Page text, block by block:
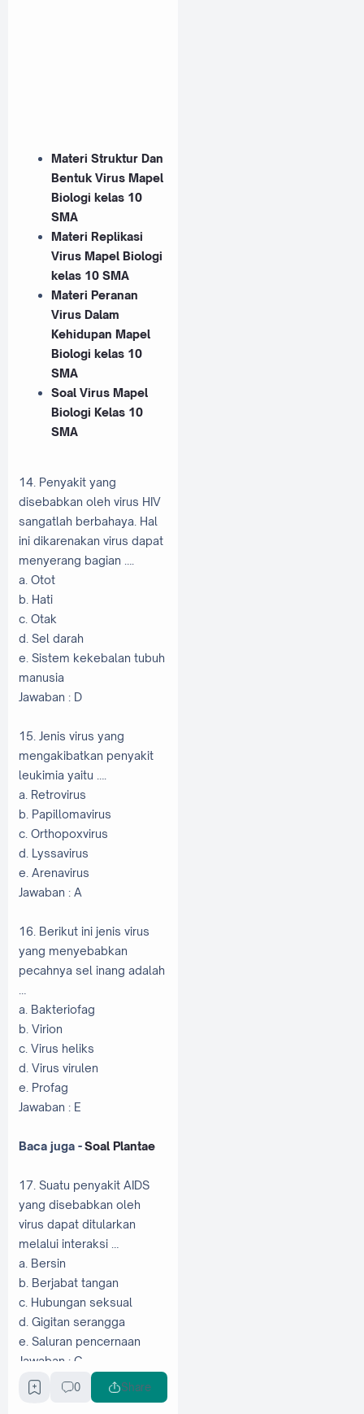
Materi Struktur Dan
Bentuk Virus Mapel
Biologi kelas 10
SMA
Materi Replikasi
Virus Mapel Biologi
kelas 10 SMA
Materi Peranan
Virus Dalam
Kehidupan Mapel
Biologi kelas 10
SMA
Soal Virus Mapel
Biologi Kelas 10
SMA
14. Penyakit yang
disebabkan oleh virus HIV
sangatlah berbahaya. Hal
ini dikarenakan virus dapat
menyerang bagian ….
a. Otot
b. Hati
c. Otak
d. Sel darah
e. Sistem kekebalan tubuh
manusia
Jawaban : D
15. Jenis virus yang
mengakibatkan penyakit
leukimia yaitu ….
a. Retrovirus
b. Papillomavirus
c. Orthopoxvirus
d. Lyssavirus
e. Arenavirus
Jawaban : A
16. Berikut ini jenis virus
yang menyebabkan
pecahnya sel inang adalah
a. Bakteriofag
b. Virion
c. Virus heliks
d. Virus virulen
e. Profag
Jawaban : E
Baca juga -Soal Plantae
17. Suatu penyakit AIDS
yang disebabkan oleh
virus dapat ditularkan
melalui interaksi …
a. Bersin
b. Berjabat tangan
c. Hubungan seksual
d. Gigitan serangga
e. Saluran pencernaan
Jawaban : C
18. Salah satu akibat yang
0 Share